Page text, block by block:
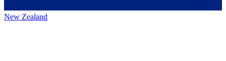
New Zealand